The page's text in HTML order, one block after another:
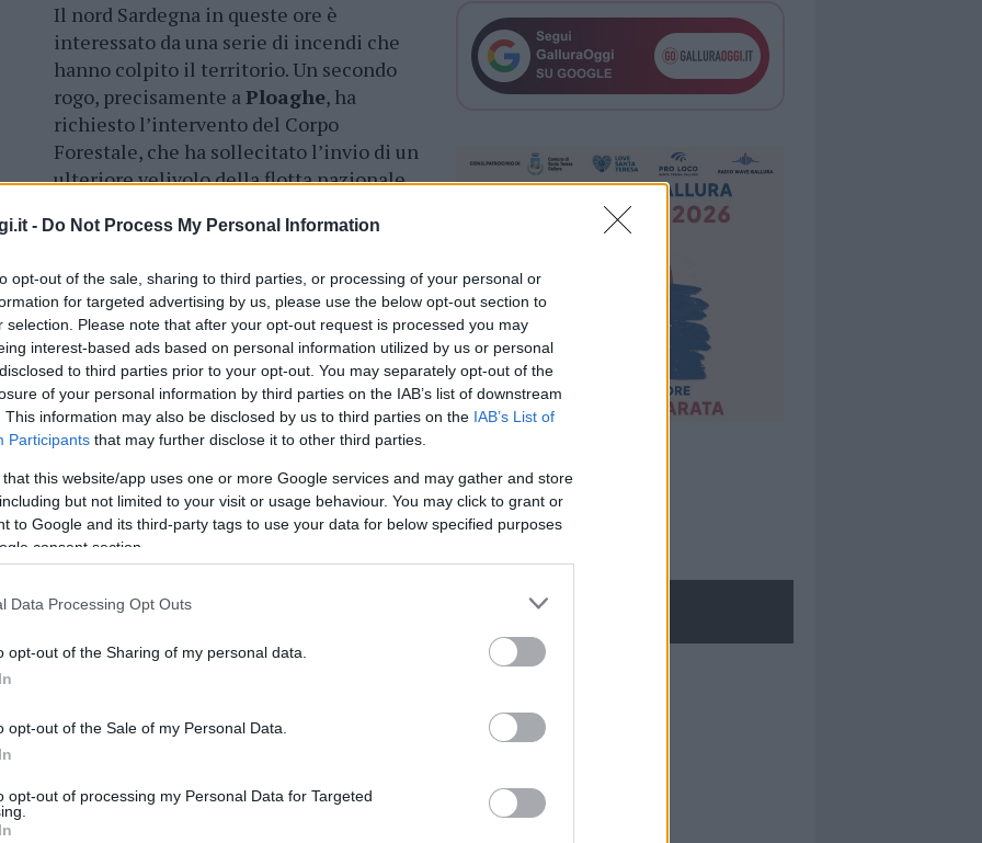
- Do Not Process My Personal Information
opt-out of the sale, sharing to third parties, or processing of your personal or
for targeted advertising by us, please use the below opt-out section to
selection. Please note that after your opt-out request is processed you may
interest-based ads based on personal information utilized by us or personal
to third parties prior to your opt-out. You may separately opt-out of the
of your personal information by third parties on the IAB’s list of downstream
This information may also be disclosed by us to third parties on the IAB’s List of
Participants that may further disclose it to other third parties.
that this website/app uses one or more Google services and may gather and store
but not limited to your visit or usage behaviour. You may click to grant or
to Google and its third-party tags to use your data for below specified purposes
consent section.
Data Processing Opt Outs
opt-out of the Sharing of my personal data.
opt-out of the Sale of my Personal Data.
opt-out of processing my Personal Data for Targeted
Il nord Sardegna in queste ore è
interessato da una serie di incendi che
hanno colpito il territorio. Un secondo
rogo, precisamente aPloaghe, ha
richiesto l’intervento del Corpo
Forestale, che ha sollecitato l’invio di un
ulteriore velivolo della flotta nazionale
Luras,in Gallura. Per fronteggiare
della base operativa di Anela.
cliccando
nella sezione
i tuoi video e le tue foto
+39 345 356 7512
NECROLOGIE